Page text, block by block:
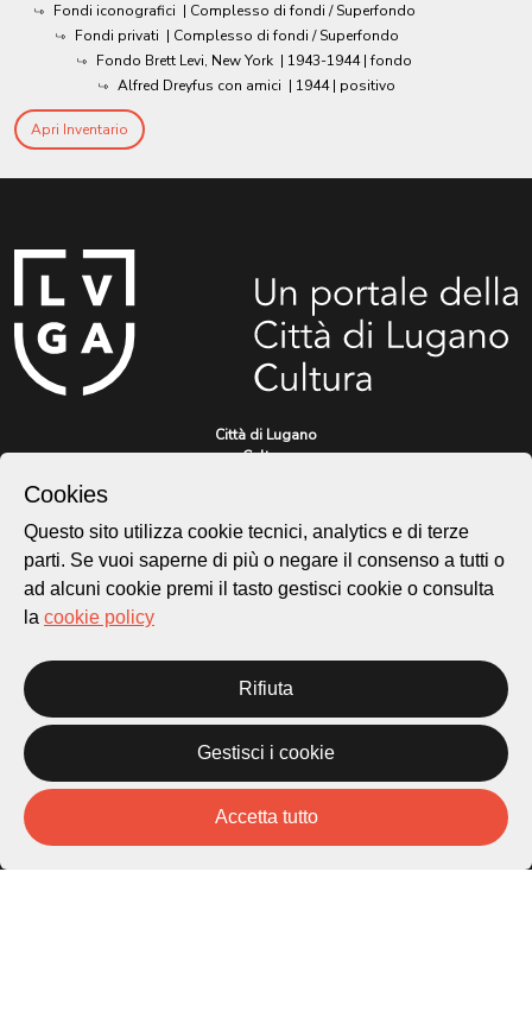
Fondi iconografici | Complesso di fondi / Superfondo
Fondi privati | Complesso di fondi / Superfondo
Fondo Brett Levi, New York | 1943-1944 | fondo
Alfred Dreyfus con amici | 1944 | positivo
Apri Inventario
Città di Lugano
Cultura
Piazza Carlo Cattaneo 1
6976 Castagnola
patrimonio@lugano.ch
t. +41 58 866 68 50
Sito istituzionale:
lugano.ch
Cookie policy
Cookies
Questo sito utilizza cookie tecnici, analytics e di terze
parti. Se vuoi saperne di più o negare il consenso a tutti o
ad alcuni cookie premi il tasto gestisci cookie o consulta
la cookie policy
Rifiuta
Gestisci i cookie
Accetta tutto